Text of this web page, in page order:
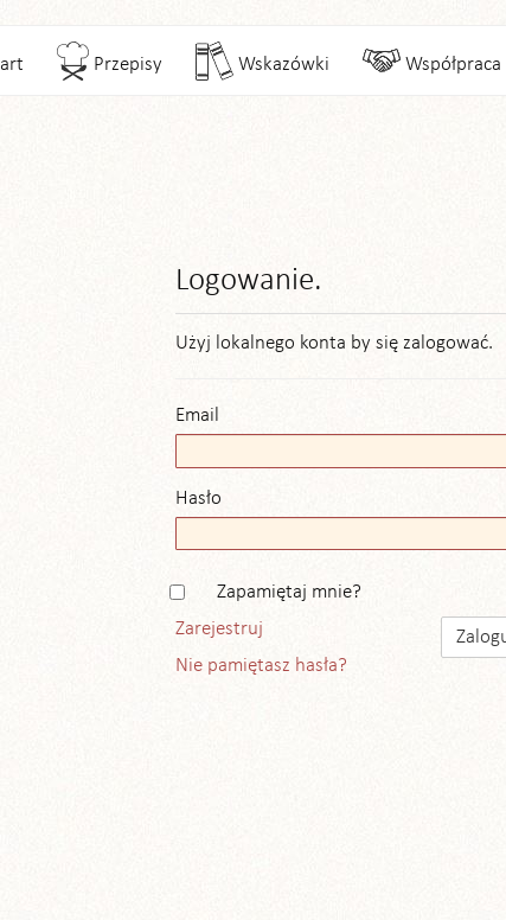
Przepisy Wskazówki Współpraca
Logowanie.
Użyj lokalnego konta by się zalogować.
Email
Hasło
Zapamiętaj mnie?
Zarejestruj
Nie pamiętasz hasła?